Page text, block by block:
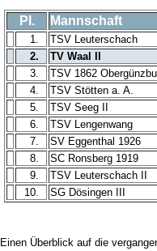
Pl. Mannschaft
1. TSV Leuterschach
2.
TV Waal II
3.
TSV 1862
4.
TSV Stötten a. A.
5.
TSV Seeg II
6.
TSV Lengenwang
7.
SV Eggenthal 1926
8.
SC Ronsberg 1919
9.
TSV Leuterschach II
10.
SG Dösingen III
Einen Überblick auf die